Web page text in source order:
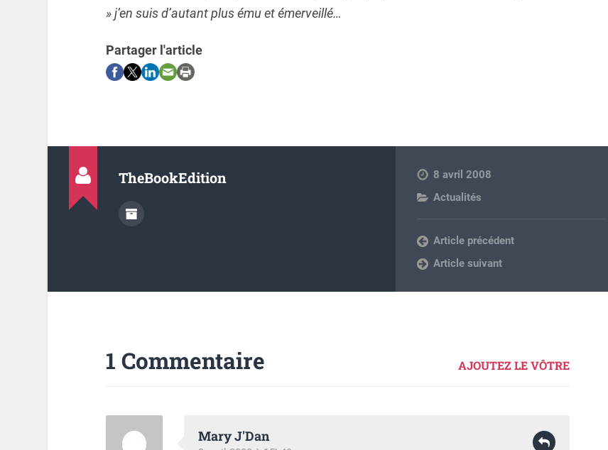
» j’en suis d’autant plus ému et émerveillé…
Partager l'article
TheBookEdition
8 avril 2008
Actualités
Article précédent
Article suivant
1 Commentaire AJOUTEZ LE VÔTRE
Mary J'Dan